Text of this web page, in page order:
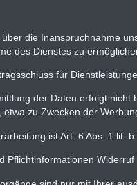
die Inanspruchnahme
des Dienstes zu
für
der Daten erfolgt
etwa zu Zwecken der
ist Art. 6 Abs. 1 lit.
Pflichtinformationen